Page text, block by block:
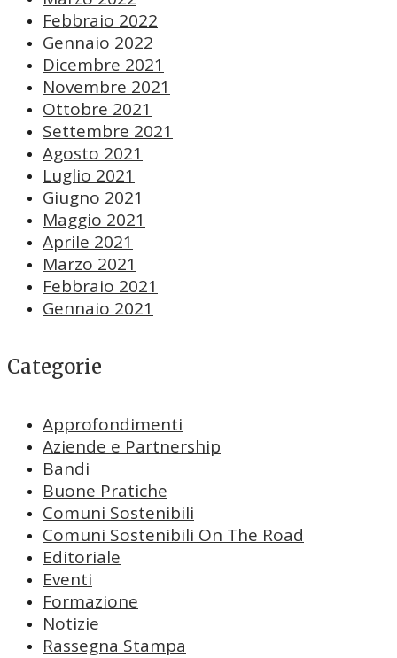
Febbraio 2022
Gennaio 2022
Dicembre 2021
Novembre 2021
Ottobre 2021
Settembre 2021
Agosto 2021
Luglio 2021
Giugno 2021
Maggio 2021
Aprile 2021
Marzo 2021
Febbraio 2021
Gennaio 2021
Categorie
Approfondimenti
Aziende e Partnership
Bandi
Buone Pratiche
Comuni Sostenibili
Comuni Sostenibili On The Road
Editoriale
Eventi
Formazione
Notizie
Rassegna Stampa